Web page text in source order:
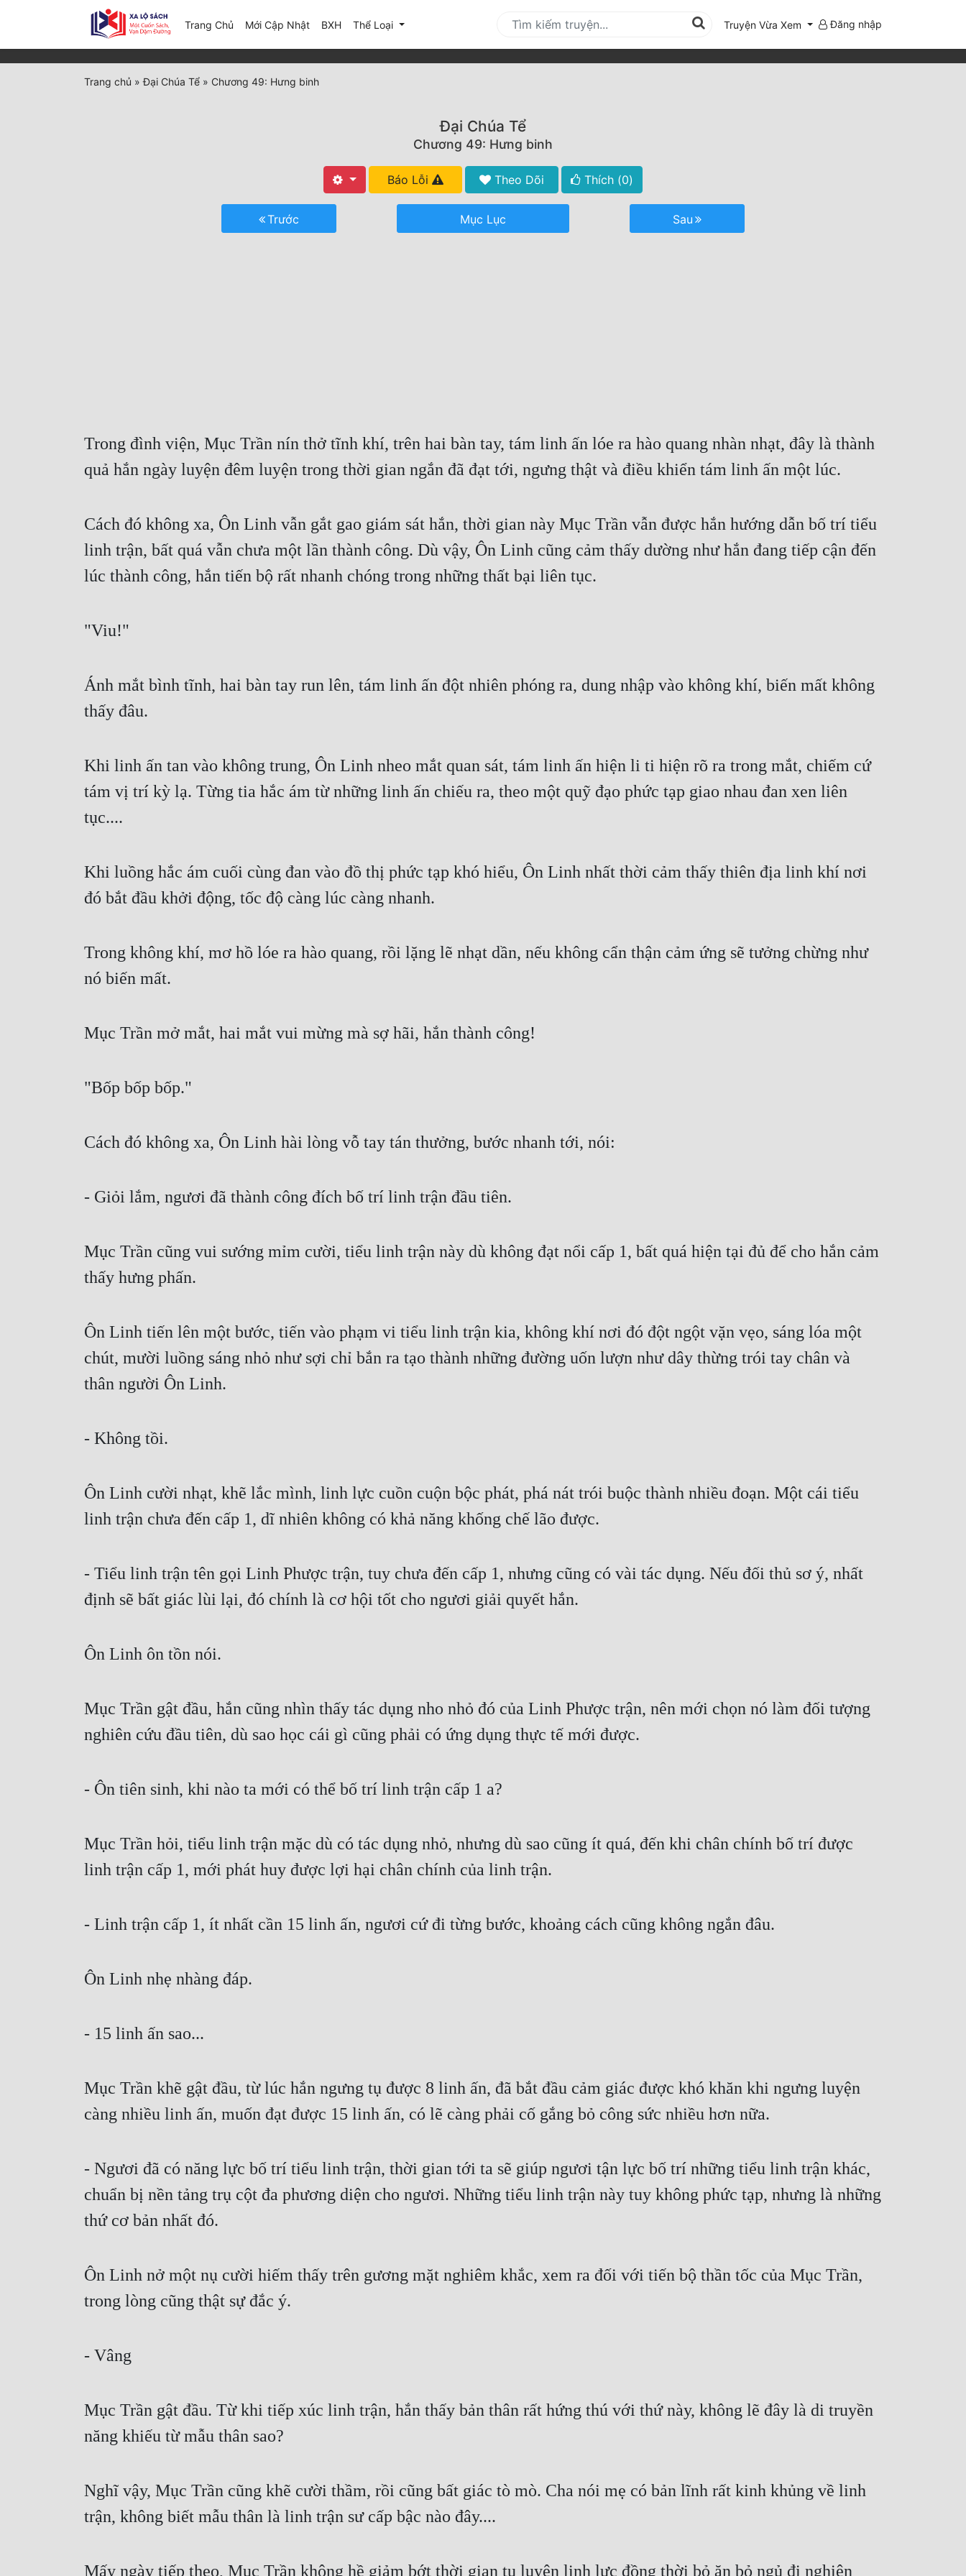
Trang Chủ Mới Cập Nhật(current)
BXH Thể Loại Truyện Vừa Xem Đăng nhập
Trang chủ »Đại Chúa Tể » Chương 49: Hưng binh
Đại Chúa Tể
Chương 49: Hưng binh
Báo Lỗi Theo Dõi Thích (0)
Trước Mục Lục Sau
Trong đình viện, Mục Trần nín thở tĩnh khí, trên hai bàn tay, tám linh ấn lóe ra hào quang nhàn nhạt, đây là thành
quả hắn ngày luyện đêm luyện trong thời gian ngắn đã đạt tới, ngưng thật và điều khiển tám linh ấn một lúc.
Cách đó không xa, Ôn Linh vẫn gắt gao giám sát hắn, thời gian này Mục Trần vẫn được hắn hướng dẫn bố trí tiểu
linh trận, bất quá vẫn chưa một lần thành công. Dù vậy, Ôn Linh cũng cảm thấy dường như hắn đang tiếp cận đến
lúc thành công, hắn tiến bộ rất nhanh chóng trong những thất bại liên tục.
"Viu!"
Ánh mắt bình tĩnh, hai bàn tay run lên, tám linh ấn đột nhiên phóng ra, dung nhập vào không khí, biến mất không
thấy đâu.
Khi linh ấn tan vào không trung, Ôn Linh nheo mắt quan sát, tám linh ấn hiện li ti hiện rõ ra trong mắt, chiếm cứ
tám vị trí kỳ lạ. Từng tia hắc ám từ những linh ấn chiếu ra, theo một quỹ đạo phức tạp giao nhau đan xen liên
tục....
Khi luồng hắc ám cuối cùng đan vào đồ thị phức tạp khó hiểu, Ôn Linh nhất thời cảm thấy thiên địa linh khí nơi
đó bắt đầu khởi động, tốc độ càng lúc càng nhanh.
Trong không khí, mơ hồ lóe ra hào quang, rồi lặng lẽ nhạt dần, nếu không cẩn thận cảm ứng sẽ tưởng chừng như
nó biến mất.
Mục Trần mở mắt, hai mắt vui mừng mà sợ hãi, hắn thành công!
"Bốp bốp bốp."
Cách đó không xa, Ôn Linh hài lòng vỗ tay tán thưởng, bước nhanh tới, nói:
- Giỏi lắm, ngươi đã thành công đích bố trí linh trận đầu tiên.
Mục Trần cũng vui sướng mỉm cười, tiểu linh trận này dù không đạt nổi cấp 1, bất quá hiện tại đủ để cho hắn cảm
thấy hưng phấn.
Ôn Linh tiến lên một bước, tiến vào phạm vi tiểu linh trận kia, không khí nơi đó đột ngột vặn vẹo, sáng lóa một
chút, mười luồng sáng nhỏ như sợi chỉ bắn ra tạo thành những đường uốn lượn như dây thừng trói tay chân và
thân người Ôn Linh.
- Không tồi.
Ôn Linh cười nhạt, khẽ lắc mình, linh lực cuồn cuộn bộc phát, phá nát trói buộc thành nhiều đoạn. Một cái tiểu
linh trận chưa đến cấp 1, dĩ nhiên không có khả năng khống chế lão được.
- Tiểu linh trận tên gọi Linh Phược trận, tuy chưa đến cấp 1, nhưng cũng có vài tác dụng. Nếu đối thủ sơ ý, nhất
định sẽ bất giác lùi lại, đó chính là cơ hội tốt cho ngươi giải quyết hắn.
Ôn Linh ôn tồn nói.
Mục Trần gật đầu, hắn cũng nhìn thấy tác dụng nho nhỏ đó của Linh Phược trận, nên mới chọn nó làm đối tượng
nghiên cứu đầu tiên, dù sao học cái gì cũng phải có ứng dụng thực tế mới được.
- Ôn tiên sinh, khi nào ta mới có thể bố trí linh trận cấp 1 a?
Mục Trần hỏi, tiểu linh trận mặc dù có tác dụng nhỏ, nhưng dù sao cũng ít quá, đến khi chân chính bố trí được
linh trận cấp 1, mới phát huy được lợi hại chân chính của linh trận.
- Linh trận cấp 1, ít nhất cần 15 linh ấn, ngươi cứ đi từng bước, khoảng cách cũng không ngắn đâu.
Ôn Linh nhẹ nhàng đáp.
- 15 linh ấn sao...
Mục Trần khẽ gật đầu, từ lúc hắn ngưng tụ được 8 linh ấn, đã bắt đầu cảm giác được khó khăn khi ngưng luyện
càng nhiều linh ấn, muốn đạt được 15 linh ấn, có lẽ càng phải cố gắng bỏ công sức nhiều hơn nữa.
- Ngươi đã có năng lực bố trí tiểu linh trận, thời gian tới ta sẽ giúp ngươi tận lực bố trí những tiểu linh trận khác,
chuẩn bị nền tảng trụ cột đa phương diện cho ngươi. Những tiểu linh trận này tuy không phức tạp, nhưng là những
thứ cơ bản nhất đó.
Ôn Linh nở một nụ cười hiếm thấy trên gương mặt nghiêm khắc, xem ra đối với tiến bộ thần tốc của Mục Trần,
trong lòng cũng thật sự đắc ý.
- Vâng
Mục Trần gật đầu. Từ khi tiếp xúc linh trận, hắn thấy bản thân rất hứng thú với thứ này, không lẽ đây là di truyền
năng khiếu từ mẫu thân sao?
Nghĩ vậy, Mục Trần cũng khẽ cười thầm, rồi cũng bất giác tò mò. Cha nói mẹ có bản lĩnh rất kinh khủng về linh
trận, không biết mẫu thân là linh trận sư cấp bậc nào đây....
Mấy ngày tiếp theo, Mục Trần không hề giảm bớt thời gian tu luyện linh lực đồng thời bỏ ăn bỏ ngủ đi nghiên